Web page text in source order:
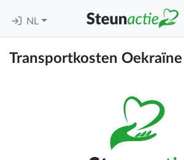
NL
Transportkosten Oekraïne